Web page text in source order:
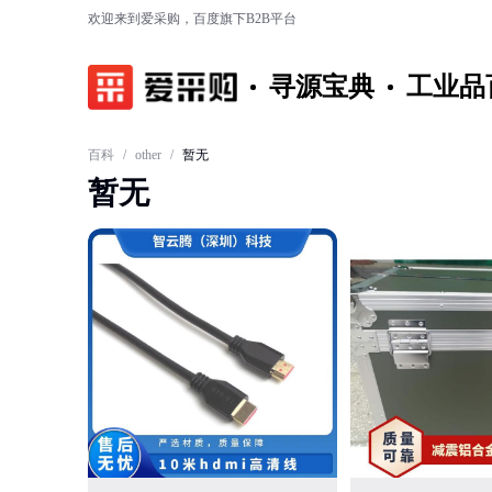
欢迎来到爱采购，百度旗下B2B平台
寻源宝典 工业品
百科 / other / 暂无
暂无